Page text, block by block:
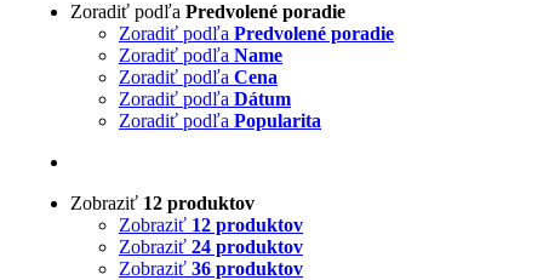
Zoradiť podľa Predvolené poradie
Zoradiť podľa Predvolené poradie
Zoradiť podľa Name
Zoradiť podľa Cena
Zoradiť podľa Dátum
Zoradiť podľa Popularita
Zobraziť 12 produktov
Zobraziť 12 produktov
Zobraziť 24 produktov
Zobraziť 36 produktov